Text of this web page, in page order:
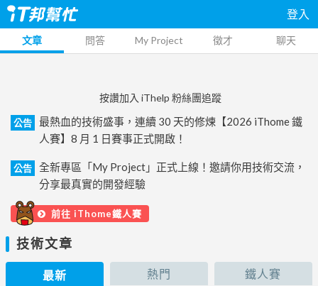
登入
文章 問答 My Project 徵才 聊天
按讚加入 iThelp 粉絲團追蹤
公告
最熱血的技術盛事，連續 30 天的修煉【2026 iThome 鐵
人賽】8 月 1 日賽事正式開啟！
公告
全新專區「My Project」正式上線！邀請你用技術交流，
分享最真實的開發經驗
前往 iThome鐵人賽
技術文章
最新 熱門 鐵人賽